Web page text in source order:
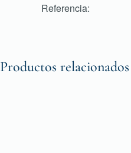
Referencia:
Productos relacionados